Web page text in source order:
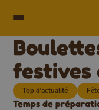
festives
Top d'actualité
Temps de